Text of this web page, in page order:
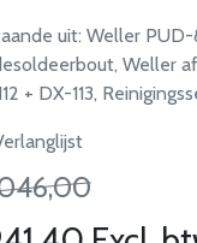
uit: Weller
Weller
+ DX-113,